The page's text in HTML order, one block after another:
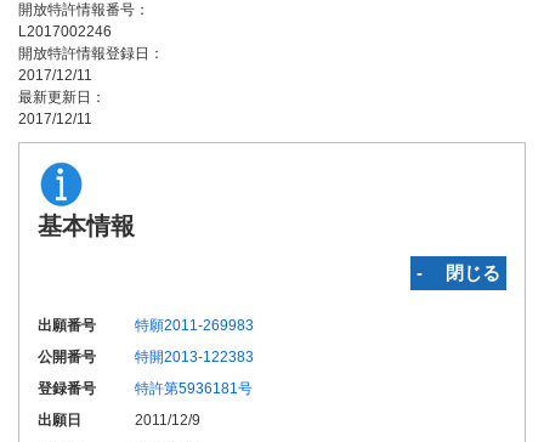
開放特許情報番号：
L2017002246
開放特許情報登録日：
2017/12/11
最新更新日：
2017/12/11
基本情報
‐ 閉じる
出願番号
特願2011-269983
公開番号
特開2013-122383
登録番号
特許第5936181号
出願日
2011/12/9